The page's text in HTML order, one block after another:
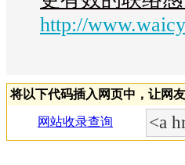
http://
将以下代码插入网页中，让网
网站收录查询